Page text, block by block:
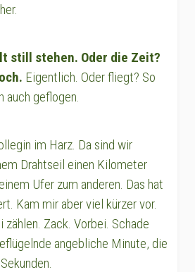
still stehen. Oder die Zeit?
Eigentlich. Oder fliegt? So
auch geflogen.
im Harz. Da sind wir
Drahtseil einen Kilometer
Ufer zum anderen. Das hat
Kam mir aber viel kürzer vor.
zählen. Zack. Vorbei. Schade
angebliche Minute, die